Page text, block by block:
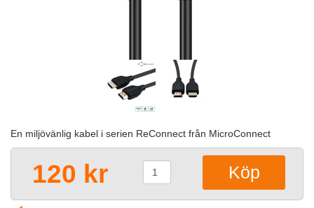
En miljövänlig kabel i serien ReConnect från MicroConnect
120 kr